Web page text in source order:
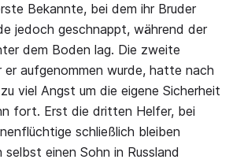
Bekannte, bei dem ihr Bruder
jedoch geschnappt, während der
dem Boden lag. Die zweite
er aufgenommen wurde, hatte nach
viel Angst um die eigene Sicherheit
fort. Erst die dritten Helfer, bei
schließlich bleiben
einen Sohn in Russland